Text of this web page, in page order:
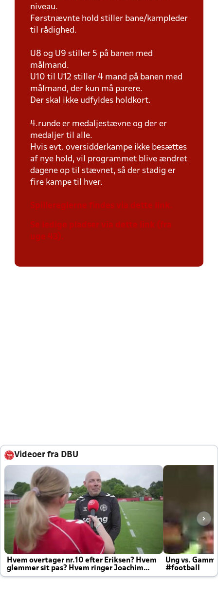
niveau.
Førstnævnte hold stiller bane/kampleder
til rådighed.
U8 og U9 stiller 5 på banen med
målmand.
U10 til U12 stiller 4 mand på banen med
målmand, der kun må parere.
Der skal ikke udfyldes holdkort.
4.runde er medaljestævne og der er
medaljer til alle.
Hvis evt. oversidderkampe ikke besættes
af nye hold, vil programmet blive ændret
dagene op til stævnet, så der stadig er
fire kampe til hver.
Spillereglerne findes via dette link.
Se ledige pladser via dette link (fra
uge 43).
Videoer fra DBU
Hvem overtager nr.10 efter Eriksen? Hvem
glemmer sit pas? Hvem ringer Joachim
altid til efter kampe?
Ung vs.
#football